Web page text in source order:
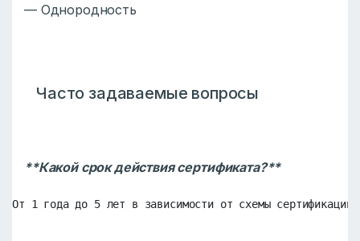
— Однородность
Часто задаваемые вопросы
**Какой срок действия сертификата?**
От 1 года до 5 лет в зависимости от схемы сертификации.